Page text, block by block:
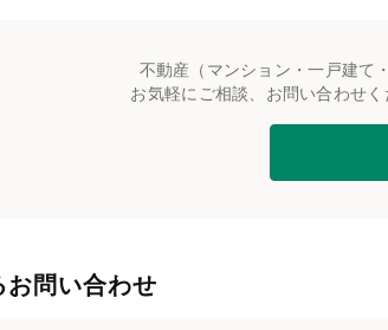
不動産（マンション・一戸建て
お気軽にご相談、お問い合わせ
問い合わせ